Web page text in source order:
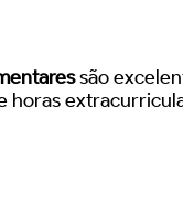
são
horas